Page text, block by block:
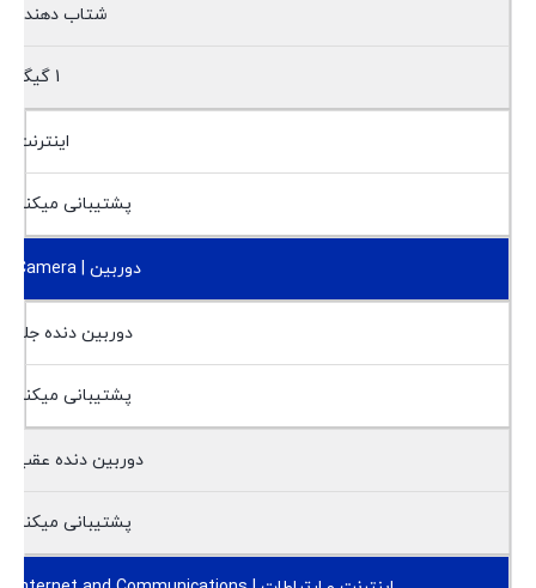
شتاب دهنده
1 گیگ
اینترنت
پشتیبانی میکند
دوربین | Camera
دوربین دنده جلو
پشتیبانی میکند
دوربین دنده عقب
پشتیبانی میکند